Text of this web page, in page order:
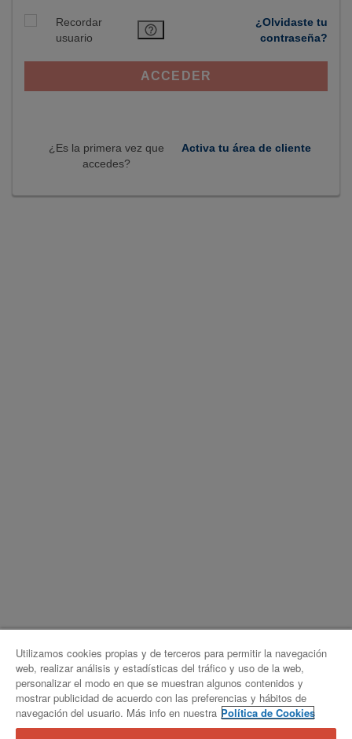
Recordar
usuario
¿Olvidaste tu
contraseña?
ACCEDER
¿Es la primera vez que
accedes?
Activa tu área de cliente
© Qualitas Auto 2026
Aviso legal
Configuración de cookies
Utilizamos cookies propias y de terceros para permitir la navegación
web, realizar análisis y estadísticas del tráfico y uso de la web,
personalizar el modo en que se muestran algunos contenidos y
mostrar publicidad de acuerdo con las preferencias y hábitos de
navegación del usuario. Más info en nuestra Política de Cookies